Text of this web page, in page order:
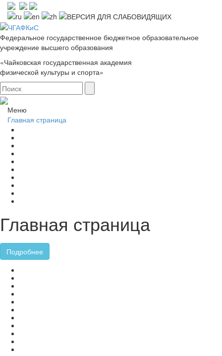
Федеральное государственное бюджетное образовательное
учреждение высшего образования
«Чайковская государственная академия
физической культуры и спорта»
Меню
Главная страница
Главная страница
Подробнее